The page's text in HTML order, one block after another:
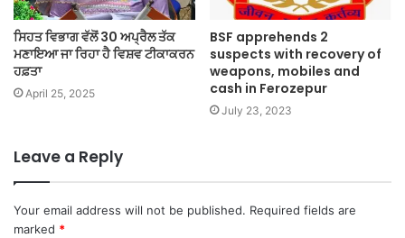
ਸਿਹਤ ਵਿਭਾਗ ਵੱਲੋਂ 30 ਅਪ੍ਰੈਲ ਤੱਕ
ਮਣਾਇਆ ਜਾ ਰਿਹਾ ਹੈ ਵਿਸ਼ਵ ਟੀਕਾਕਰਨ
ਹਫ਼ਤਾ
April 25, 2025
BSF apprehends 2
suspects with recovery of
weapons, mobiles and
cash in Ferozepur
July 23, 2023
Leave a Reply
Your email address will not be published. Required fields are
marked *